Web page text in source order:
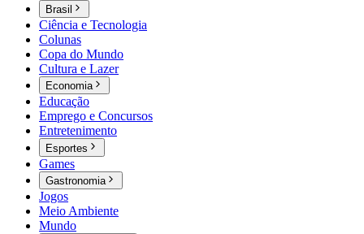
Brasil
Ciência e Tecnologia
Colunas
Copa do Mundo
Cultura e Lazer
Economia
Educação
Emprego e Concursos
Entretenimento
Esportes
Games
Gastronomia
Jogos
Meio Ambiente
Mundo